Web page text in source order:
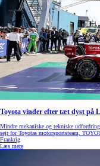
Toyota vinder efter tæt dyst på
Mindre mekaniske og tekniske
sejr for Toyotas motorsportsteam,
Frankrig
Læs mere